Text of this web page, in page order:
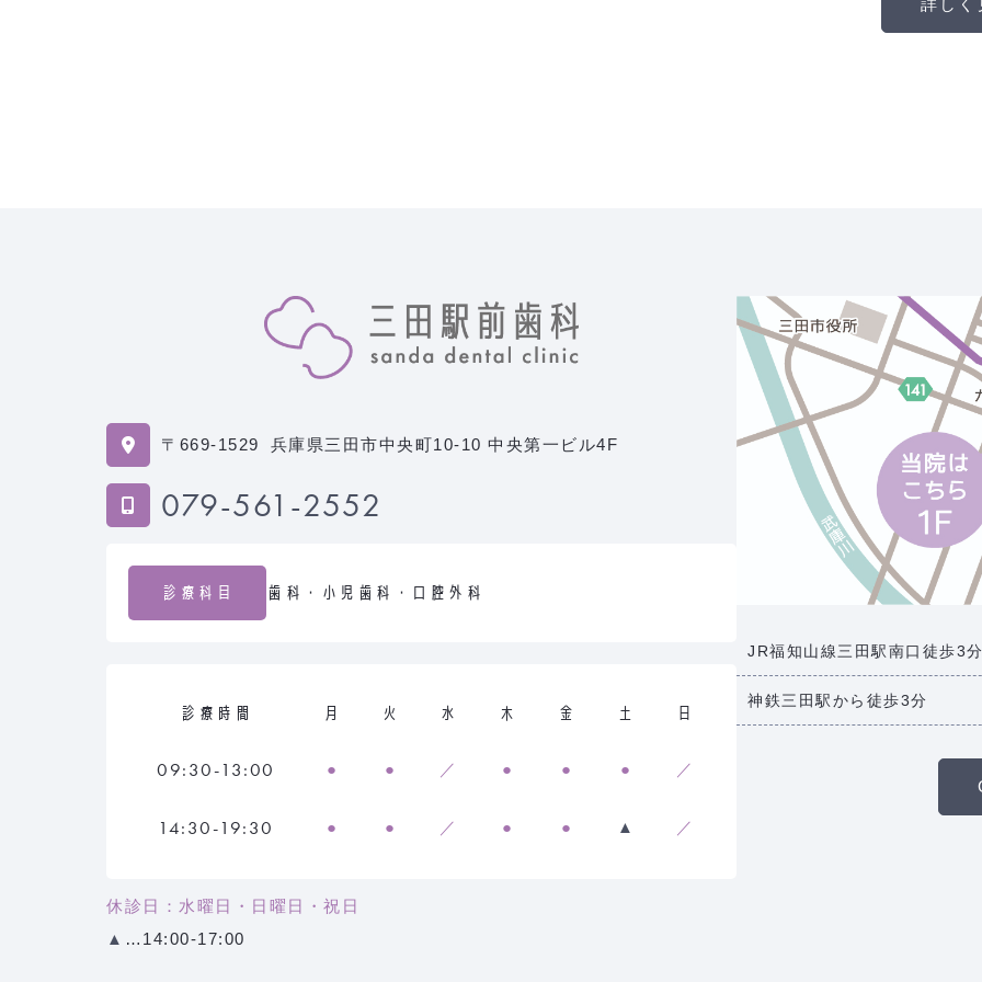
詳しく
〒669-1529 兵庫県三田市中央町10-10 中央第一ビル4F
079-561-2552
診療科目 歯科・小児歯科・口腔外科
診療時間 月 火 水 木 金 土 日
09:30-13:00 ● ● ／ ● ● ● ／
14:30-19:30 ● ● ／ ● ● ▲ ／
休診日：水曜日・日曜日・祝日
▲ …14:00-17:00
JR福知山線三田駅南口徒歩3
神鉄三田駅から徒歩3分